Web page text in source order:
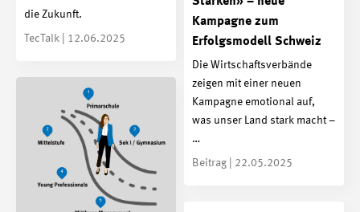
die Zukunft.
TecTalk | 12.06.2025
Kampagne zum
Erfolgsmodell Schweiz
Die Wirtschaftsverbände
zeigen mit einer neuen
Kampagne emotional auf,
was unser Land stark macht –
…
Beitrag | 22.05.2025